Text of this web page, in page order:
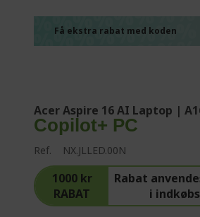
Få ekstra rabat med koden
Acer Aspire 16 AI Laptop |
Copilot+ PC
Ref. NX.JLLED.00N
1000 kr
RABAT
Rabat
i